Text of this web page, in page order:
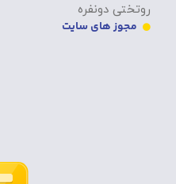
روتختی دونفره
مجوز های سایت